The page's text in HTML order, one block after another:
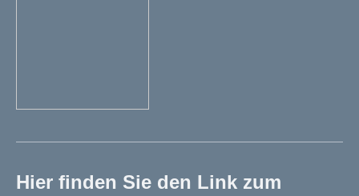
Hier finden Sie den Link zum